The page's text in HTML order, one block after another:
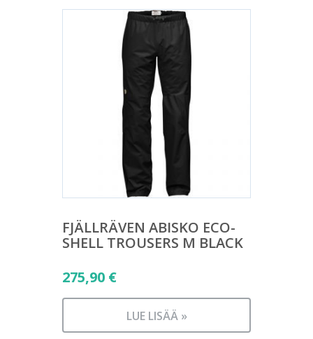
FJÄLLRÄVEN ABISKO ECO-
SHELL TROUSERS M BLACK
275,90 €
LUE LISÄÄ »